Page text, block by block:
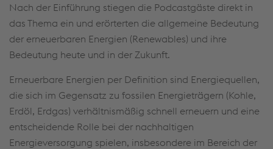
Nach der Einführung stiegen die Podcastgäste direkt in
das Thema ein und erörterten die allgemeine Bedeutung
der erneuerbaren Energien (Renewables) und ihre
Bedeutung heute und in der Zukunft.
Erneuerbare Energien per Definition sind Energiequellen,
die sich im Gegensatz zu fossilen Energieträgern (Kohle,
Erdöl, Erdgas) verhältnismäßig schnell erneuern und eine
entscheidende Rolle bei der nachhaltigen
Energieversorgung spielen, insbesondere im Bereich der